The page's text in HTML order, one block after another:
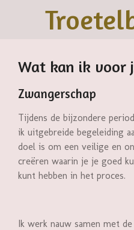
hoofdinhoud
Wat kan ik voor
Zwangerschap
Tijdens de bijzondere
ik uitgebreide begeleiding
doel is om een veilige en
creëren waarin je je goed
kunt hebben in het proces.
Ik werk nauw samen met